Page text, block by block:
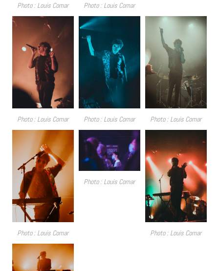
Photo : Louis Comar Photo : Louis Comar
Photo : Louis Comar Photo : Louis Comar Photo : Louis Comar
Photo : Louis Comar
Photo : Louis Comar
Photo : Louis Comar